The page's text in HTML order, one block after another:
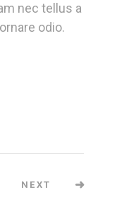
nec tellus a
odio.
NEXT